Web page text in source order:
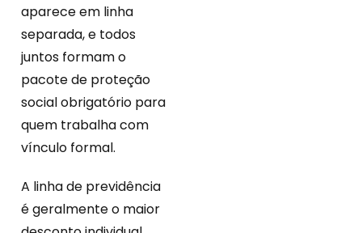
aparece em linha
separada, e todos
juntos formam o
pacote de proteção
social obrigatório para
quem trabalha com
vínculo formal.
A linha de previdência
é geralmente o maior